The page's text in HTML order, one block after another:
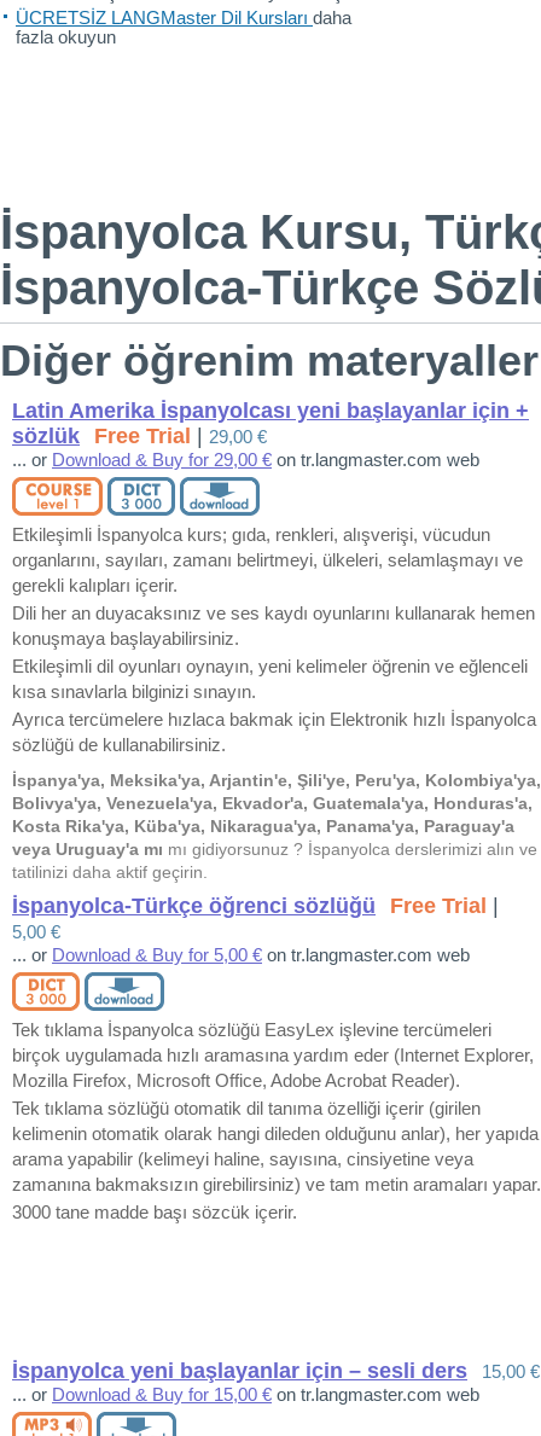
ÜCRETSİZ LANGMaster Dil Kursları daha
fazla okuyun
İspanyolca Kursu,
İspanyolca-Türkçe
Diğer öğrenim
Latin Amerika İspanyolcası yeni başlayanlar için +
sözlük
Free Trial
29,00 €
... or Download & Buy for 29,00 € on tr.langmaster.com web
Etkileşimli İspanyolca kurs; gıda, renkleri, alışverişi, vücudun
organlarını, sayıları, zamanı belirtmeyi, ülkeleri, selamlaşmayı ve
gerekli kalıpları içerir.
Dili her an duyacaksınız ve ses kaydı oyunlarını kullanarak hemen
konuşmaya başlayabilirsiniz.
Etkileşimli dil oyunları oynayın, yeni kelimeler öğrenin ve eğlenceli
kısa sınavlarla bilginizi sınayın.
Ayrıca tercümelere hızlaca bakmak için Elektronik hızlı İspanyolca
sözlüğü de kullanabilirsiniz.
İspanya'ya, Meksika'ya, Arjantin'e, Şili'ye, Peru'ya, Kolombiya'ya,
Bolivya'ya, Venezuela'ya, Ekvador'a, Guatemala'ya, Honduras'a,
Kosta Rika'ya, Küba'ya, Nikaragua'ya, Panama'ya, Paraguay'a
veya Uruguay'a mı mı gidiyorsunuz ? İspanyolca derslerimizi alın ve
tatilinizi daha aktif geçirin.
İspanyolca-Türkçe öğrenci sözlüğü Free Trial
5,00 €
... or Download & Buy for 5,00 € on tr.langmaster.com web
Tek tıklama İspanyolca sözlüğü EasyLex işlevine tercümeleri
birçok uygulamada hızlı aramasına yardım eder (Internet Explorer,
Mozilla Firefox, Microsoft Office, Adobe Acrobat Reader).
Tek tıklama sözlüğü otomatik dil tanıma özelliği içerir (girilen
kelimenin otomatik olarak hangi dileden olduğunu anlar), her yapıda
arama yapabilir (kelimeyi haline, sayısına, cinsiyetine veya
zamanına bakmaksızın girebilirsiniz) ve tam metin aramaları yapar.
3000 tane madde başı sözcük içerir.
İspanyolca yeni başlayanlar için – sesli ders
15,00 €
... or Download & Buy for 15,00 € on tr.langmaster.com web